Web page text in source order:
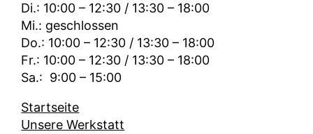
Di.: 10:00 – 12:30 / 13:30 – 18:00
Mi.: geschlossen
Do.: 10:00 – 12:30 / 13:30 – 18:00
Fr.: 10:00 – 12:30 / 13:30 – 18:00
Sa.: 9:00 – 15:00
Startseite
Unsere Werkstatt